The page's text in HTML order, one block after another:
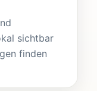
sichtbar
finden